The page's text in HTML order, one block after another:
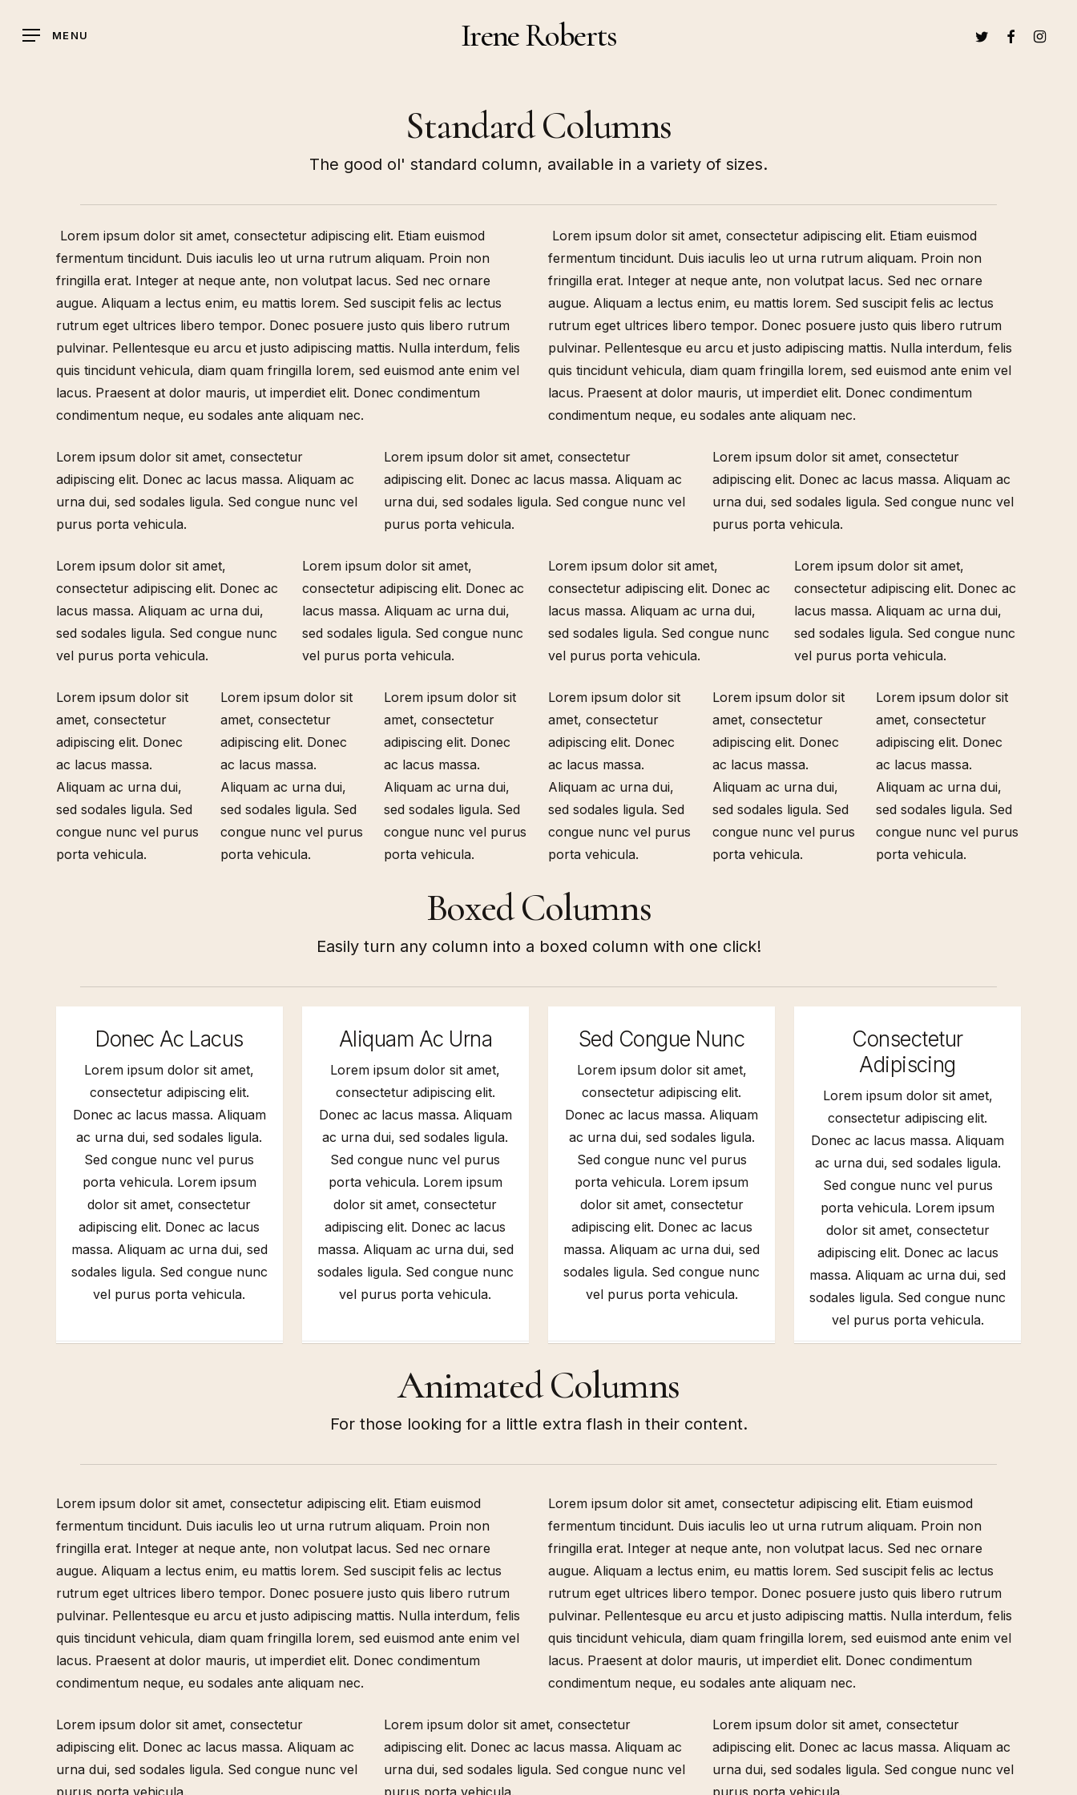
Irene Roberts
MENU TWITTERFACEBOOK
Standard Columns
The good ol' standard column, available in a variety of sizes.
Lorem ipsum dolor sit amet, consectetur adipiscing elit. Etiam euismod
fermentum tincidunt. Duis iaculis leo ut urna rutrum aliquam. Proin non
fringilla erat. Integer at neque ante, non volutpat lacus. Sed nec ornare
augue. Aliquam a lectus enim, eu mattis lorem. Sed suscipit felis ac lectus
rutrum eget ultrices libero tempor. Donec posuere justo quis libero rutrum
pulvinar. Pellentesque eu arcu et justo adipiscing mattis. Nulla interdum, felis
quis tincidunt vehicula, diam quam fringilla lorem, sed euismod ante enim vel
lacus. Praesent at dolor mauris, ut imperdiet elit. Donec condimentum
condimentum neque, eu sodales ante aliquam nec.
Lorem ipsum dolor sit amet, consectetur adipiscing elit. Etiam euismod
fermentum tincidunt. Duis iaculis leo ut urna rutrum aliquam. Proin non
fringilla erat. Integer at neque ante, non volutpat lacus. Sed nec ornare
augue. Aliquam a lectus enim, eu mattis lorem. Sed suscipit felis ac lectus
rutrum eget ultrices libero tempor. Donec posuere justo quis libero rutrum
pulvinar. Pellentesque eu arcu et justo adipiscing mattis. Nulla interdum, felis
quis tincidunt vehicula, diam quam fringilla lorem, sed euismod ante enim vel
lacus. Praesent at dolor mauris, ut imperdiet elit. Donec condimentum
condimentum neque, eu sodales ante aliquam nec.
Lorem ipsum dolor sit amet, consectetur
adipiscing elit. Donec ac lacus massa. Aliquam ac
urna dui, sed sodales ligula. Sed congue nunc vel
purus porta vehicula.
Lorem ipsum dolor sit amet, consectetur
adipiscing elit. Donec ac lacus massa. Aliquam ac
urna dui, sed sodales ligula. Sed congue nunc vel
purus porta vehicula.
Lorem ipsum dolor sit amet, consectetur
adipiscing elit. Donec ac lacus massa. Aliquam ac
urna dui, sed sodales ligula. Sed congue nunc vel
purus porta vehicula.
Lorem ipsum dolor sit amet,
consectetur adipiscing elit. Donec ac
lacus massa. Aliquam ac urna dui,
sed sodales ligula. Sed congue nunc
vel purus porta vehicula.
Lorem ipsum dolor sit amet,
consectetur adipiscing elit. Donec ac
lacus massa. Aliquam ac urna dui,
sed sodales ligula. Sed congue nunc
vel purus porta vehicula.
Lorem ipsum dolor sit amet,
consectetur adipiscing elit. Donec ac
lacus massa. Aliquam ac urna dui,
sed sodales ligula. Sed congue nunc
vel purus porta vehicula.
Lorem ipsum dolor sit amet,
consectetur adipiscing elit. Donec ac
lacus massa. Aliquam ac urna dui,
sed sodales ligula. Sed congue nunc
vel purus porta vehicula.
Lorem ipsum dolor sit
amet, consectetur
adipiscing elit. Donec
ac lacus massa.
Aliquam ac urna dui,
sed sodales ligula. Sed
congue nunc vel purus
porta vehicula.
Lorem ipsum dolor sit
amet, consectetur
adipiscing elit. Donec
ac lacus massa.
Aliquam ac urna dui,
sed sodales ligula. Sed
congue nunc vel purus
porta vehicula.
Lorem ipsum dolor sit
amet, consectetur
adipiscing elit. Donec
ac lacus massa.
Aliquam ac urna dui,
sed sodales ligula. Sed
congue nunc vel purus
porta vehicula.
Lorem ipsum dolor sit
amet, consectetur
adipiscing elit. Donec
ac lacus massa.
Aliquam ac urna dui,
sed sodales ligula. Sed
congue nunc vel purus
porta vehicula.
Lorem ipsum dolor sit
amet, consectetur
adipiscing elit. Donec
ac lacus massa.
Aliquam ac urna dui,
sed sodales ligula. Sed
congue nunc vel purus
porta vehicula.
Lorem ipsum dolor sit
amet, consectetur
adipiscing elit. Donec
ac lacus massa.
Aliquam ac urna dui,
sed sodales ligula. Sed
congue nunc vel purus
porta vehicula.
Boxed Columns
Easily turn any column into a boxed column with one click!
Donec Ac Lacus
Lorem ipsum dolor sit amet,
consectetur adipiscing elit.
Donec ac lacus massa. Aliquam
ac urna dui, sed sodales ligula.
Sed congue nunc vel purus
porta vehicula. Lorem ipsum
dolor sit amet, consectetur
adipiscing elit. Donec ac lacus
massa. Aliquam ac urna dui, sed
sodales ligula. Sed congue nunc
vel purus porta vehicula.
Aliquam Ac Urna
Lorem ipsum dolor sit amet,
consectetur adipiscing elit.
Donec ac lacus massa. Aliquam
ac urna dui, sed sodales ligula.
Sed congue nunc vel purus
porta vehicula. Lorem ipsum
dolor sit amet, consectetur
adipiscing elit. Donec ac lacus
massa. Aliquam ac urna dui, sed
sodales ligula. Sed congue nunc
vel purus porta vehicula.
Sed Congue Nunc
Lorem ipsum dolor sit amet,
consectetur adipiscing elit.
Donec ac lacus massa. Aliquam
ac urna dui, sed sodales ligula.
Sed congue nunc vel purus
porta vehicula. Lorem ipsum
dolor sit amet, consectetur
adipiscing elit. Donec ac lacus
massa. Aliquam ac urna dui, sed
sodales ligula. Sed congue nunc
vel purus porta vehicula.
Consectetur
Adipiscing
Lorem ipsum dolor sit amet,
consectetur adipiscing elit.
Donec ac lacus massa. Aliquam
ac urna dui, sed sodales ligula.
Sed congue nunc vel purus
porta vehicula. Lorem ipsum
dolor sit amet, consectetur
adipiscing elit. Donec ac lacus
massa. Aliquam ac urna dui, sed
sodales ligula. Sed congue nunc
vel purus porta vehicula.
Animated Columns
For those looking for a little extra flash in their content.
Lorem ipsum dolor sit amet, consectetur adipiscing elit. Etiam euismod
fermentum tincidunt. Duis iaculis leo ut urna rutrum aliquam. Proin non
fringilla erat. Integer at neque ante, non volutpat lacus. Sed nec ornare
augue. Aliquam a lectus enim, eu mattis lorem. Sed suscipit felis ac lectus
rutrum eget ultrices libero tempor. Donec posuere justo quis libero rutrum
pulvinar. Pellentesque eu arcu et justo adipiscing mattis. Nulla interdum, felis
quis tincidunt vehicula, diam quam fringilla lorem, sed euismod ante enim vel
lacus. Praesent at dolor mauris, ut imperdiet elit. Donec condimentum
condimentum neque, eu sodales ante aliquam nec.
Lorem ipsum dolor sit amet, consectetur adipiscing elit. Etiam euismod
fermentum tincidunt. Duis iaculis leo ut urna rutrum aliquam. Proin non
fringilla erat. Integer at neque ante, non volutpat lacus. Sed nec ornare
augue. Aliquam a lectus enim, eu mattis lorem. Sed suscipit felis ac lectus
rutrum eget ultrices libero tempor. Donec posuere justo quis libero rutrum
pulvinar. Pellentesque eu arcu et justo adipiscing mattis. Nulla interdum, felis
quis tincidunt vehicula, diam quam fringilla lorem, sed euismod ante enim vel
lacus. Praesent at dolor mauris, ut imperdiet elit. Donec condimentum
condimentum neque, eu sodales ante aliquam nec.
Lorem ipsum dolor sit amet, consectetur
adipiscing elit. Donec ac lacus massa. Aliquam ac
urna dui, sed sodales ligula. Sed congue nunc vel
purus porta vehicula.
Lorem ipsum dolor sit amet, consectetur
adipiscing elit. Donec ac lacus massa. Aliquam ac
urna dui, sed sodales ligula. Sed congue nunc vel
purus porta vehicula.
Lorem ipsum dolor sit amet, consectetur
adipiscing elit. Donec ac lacus massa. Aliquam ac
urna dui, sed sodales ligula. Sed congue nunc vel
purus porta vehicula.